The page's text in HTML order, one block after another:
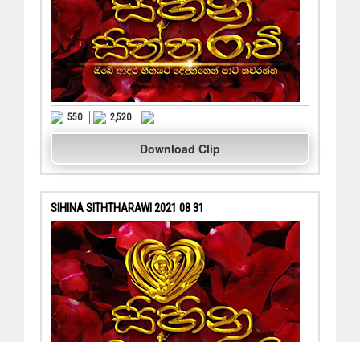
550 2,520
Download Clip
SIHINA SITHTHARAWI 2021 08 31